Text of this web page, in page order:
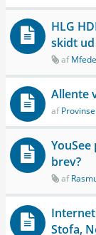
HLG
skidt ud
afMfede
Allente
af
brev?
af
Stofa,